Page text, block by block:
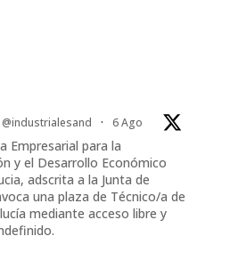
@industrialesand · 6 Ago
Empresarial para la
y el Desarrollo Económico
adscrita a la Junta de
una plaza de Técnico/a de
mediante acceso libre y